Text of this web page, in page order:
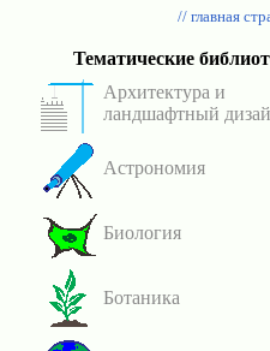
// главная
Тематические
Архитектура и
ландшафтный
Астрономия
Биология
Ботаника